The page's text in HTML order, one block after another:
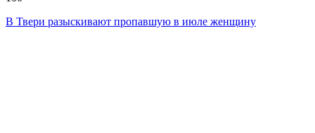
В Твери разыскивают пропавшую в июле женщину